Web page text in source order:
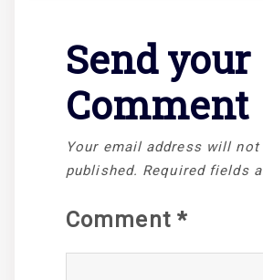
Send your
Comment
Your email address will not
published. Required fields
Comment *